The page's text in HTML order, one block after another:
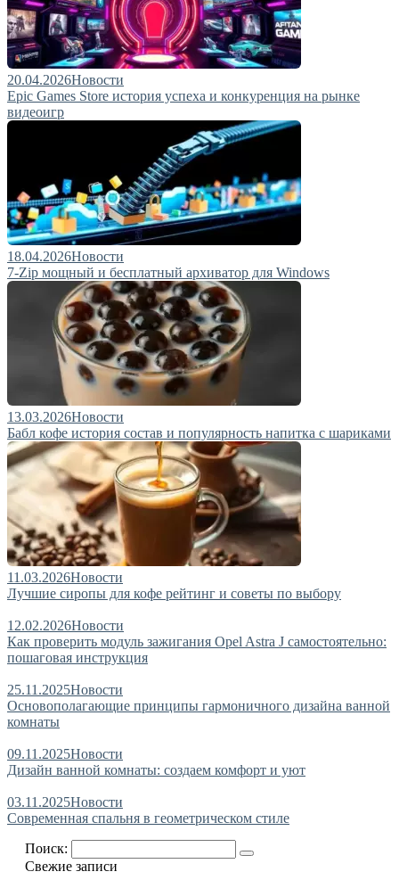
20.04.2026Новости
Epic Games Store история успеха и конкуренция на рынке
видеоигр
18.04.2026Новости
7-Zip мощный и бесплатный архиватор для Windows
13.03.2026Новости
Бабл кофе история состав и популярность напитка с шариками
11.03.2026Новости
Лучшие сиропы для кофе рейтинг и советы по выбору
12.02.2026Новости
Как проверить модуль зажигания Opel Astra J самостоятельно:
пошаговая инструкция
25.11.2025Новости
Основополагающие принципы гармоничного дизайна ванной
комнаты
09.11.2025Новости
Дизайн ванной комнаты: создаем комфорт и уют
03.11.2025Новости
Современная спальня в геометрическом стиле
Поиск:
Свежие записи